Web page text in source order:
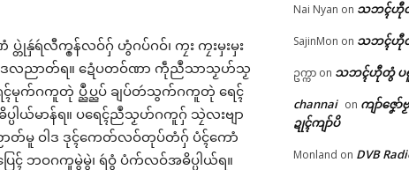
ဂၠံၚ်လဵုရရော …
March 23, 2026
In "ပရိုၚ်"
ကေုာံ ကၠတ်ထဝ်တွဵုရးဍုၚ်
မန် ပ္ဍဲသ္ကေံတဲဒပ်ပၞာန်
May 14, 2026
In "ဂလာန်ညးဒါန်လိက်"
တုဲနှဴရဴလီက္ၜန်လဝ်ဂှ် ဟွံဂပ်ဂဝ်၊ ကၠး ကၠးမှးမှး
ါဒလညာတ်ရ။ ဍေံပတဝ်ဏာ ကဵုညဳသာသၟဟ်သၟ
က်ဂကူတုဲ ပ္ညဳပ္ညပ် ချပ်တဴသွက်ဂကူတုဲ ရေၚ်
ယ်မာန်ရ။ ပရေၚ်ညဳသၟဟ်ဂကူဂှ် သၠဲလးဗျာ
ာတ်မူ ဝါဒ ဒုၚ်ကေတ်လဝ်တုပ်တံဂှ် ပံၚ်ကောံ
ဘဝဂကူမွဲမွဲ၊ ရဴဝွံ ပံက်လဝ်အဓိပ္ပါယ်ရ။
Nai Nyan on သဘၚ်ဟီုတွံ
SajinMon on သဘၚ်ဟီုတွံ
ဥက္ကာ on သဘၚ်ဟီုတွံ ပရူ
channai on ကျာ်ဇၞေ
ဍုၚ်ကျာ်ပိ
Monland on DVB